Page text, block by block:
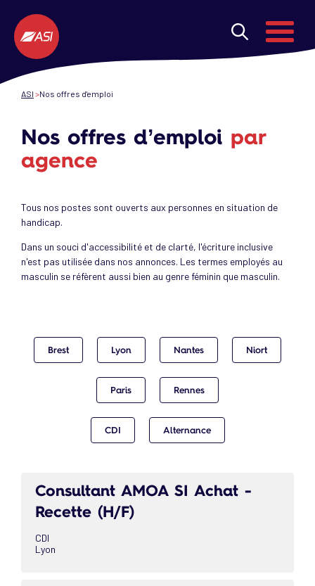
Menu
ASI Nos offres d'emploi
Nos offres d’emploi par
agence
Tous nos postes sont ouverts aux personnes en situation de
handicap.
Dans un souci d'accessibilité et de clarté, l'écriture inclusive
n'est pas utilisée dans nos annonces. Les termes employés au
masculin se réfèrent aussi bien au genre féminin que masculin.
Brest Lyon Nantes Niort
Paris Rennes
CDI Alternance
Consultant AMOA SI Achat -
Recette (H/F)
CDI
Lyon